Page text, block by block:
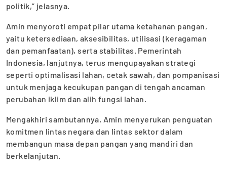
politik,” jelasnya.
Amin menyoroti empat pilar utama ketahanan pangan,
yaitu ketersediaan, aksesibilitas, utilisasi (keragaman
dan pemanfaatan), serta stabilitas. Pemerintah
Indonesia, lanjutnya, terus mengupayakan strategi
seperti optimalisasi lahan, cetak sawah, dan pompanisasi
untuk menjaga kecukupan pangan di tengah ancaman
perubahan iklim dan alih fungsi lahan.
Mengakhiri sambutannya, Amin menyerukan penguatan
komitmen lintas negara dan lintas sektor dalam
membangun masa depan pangan yang mandiri dan
berkelanjutan.